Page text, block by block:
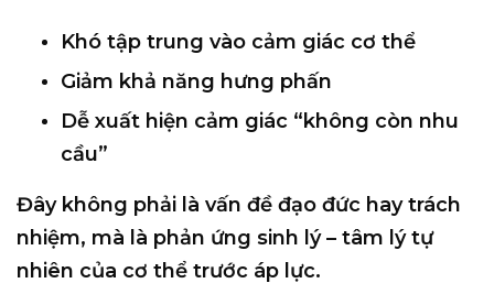
Khó tập trung vào cảm giác cơ thể
Giảm khả năng hưng phấn
Dễ xuất hiện cảm giác “không còn nhu
cầu”
Đây không phải là vấn đề đạo đức hay trách
nhiệm, mà là phản ứng sinh lý – tâm lý tự
nhiên của cơ thể trước áp lực.